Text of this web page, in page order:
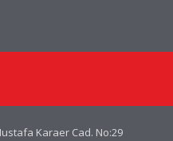
Karaer Cad. No:29